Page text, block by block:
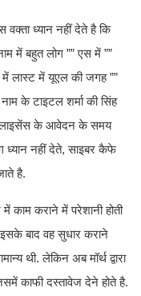
ध्यान नहीं देते है कि
में बहुत लोग ”” एस में ””
लास्ट में यूएल की जगह ””
के टाइटल शर्मा की सिंह
लाइसेंस के आवेदन के समय
ध्यान नहीं देते, साइबर कैफे
है.
कराने में परेशानी होती
बाद वह सुधार कराने
थी. लेकिन अब मॉर्थ द्वारा
काफी दस्तावेज देने होते है.